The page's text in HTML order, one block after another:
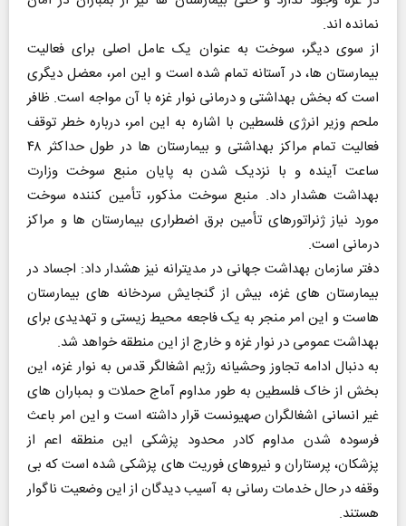
نمانده اند.
از سوی دیگر، سوخت به عنوان یک عامل اصلی برای فعالیت
بیمارستان ها، در آستانه تمام شده است و این امر، معضل دیگری
است که بخش بهداشتی و درمانی نوار غزه با آن مواجه است. ظافر
ملحم وزیر انرژی فلسطین با اشاره به این امر، درباره خطر توقف
فعالیت تمام مراکز بهداشتی و بیمارستان ها در طول حداکثر ۴۸
ساعت آینده و با نزدیک شدن به پایان منبع سوخت وزارت
بهداشت هشدار داد. منبع سوخت مذکور، تأمین کننده سوخت
مورد نیاز ژنراتورهای تأمین برق اضطراری بیمارستان ها و مراکز
درمانی است.
دفتر سازمان بهداشت جهانی در مدیترانه نیز هشدار داد: اجساد در
بیمارستان های غزه، بیش از گنجایش سردخانه های بیمارستان
هاست و این امر منجر به یک فاجعه محیط زیستی و تهدیدی برای
بهداشت عمومی در نوار غزه و خارج از این منطقه خواهد شد.
به دنبال ادامه تجاوز وحشیانه رژیم اشغالگر قدس به نوار غزه، این
بخش از خاک فلسطین به طور مداوم آماج حملات و بمباران های
غیر انسانی اشغالگران صهیونست قرار داشته است و این امر باعث
فرسوده شدن مداوم کادر محدود پزشکی این منطقه اعم از
پزشکان، پرستاران و نیروهای فوریت های پزشکی شده است که بی
وقفه در حال خدمات رسانی به آسیب دیدگان از این وضعیت ناگوار
هستند.